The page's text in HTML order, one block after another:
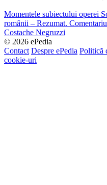
Momentele subiectului operei
românii – Rezumat.
Costache Negruzzi
© 2026 ePedia
Contact Despre ePedia Politică
cookie-uri